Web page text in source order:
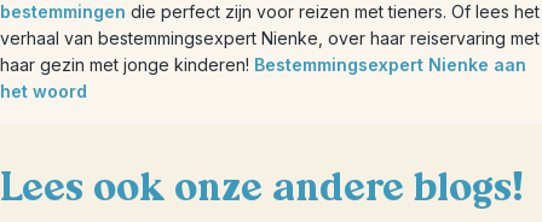
bestemmingen die perfect zijn voor reizen met tieners. Of lees het
verhaal van bestemmingsexpert Nienke, over haar reiservaring met
haar gezin met jonge kinderen! Bestemmingsexpert Nienke aan
het woord
Lees ook onze andere blogs!